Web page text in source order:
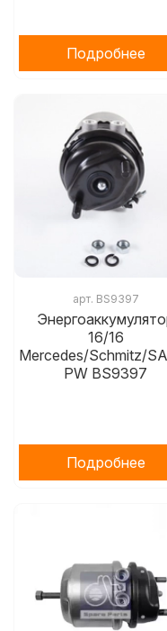
Подробнее
арт. BS9397
16/16
Mercedes/Schmitz/
PW BS9397
Подробнее